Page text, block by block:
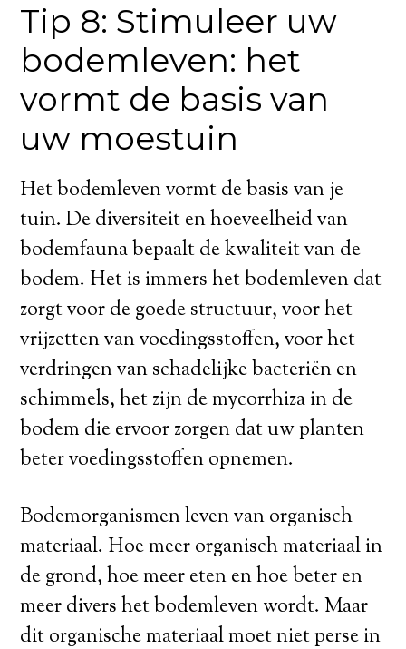
Tip 8: Stimuleer uw
bodemleven: het
vormt de basis van
uw moestuin
Het bodemleven vormt de basis van je
tuin. De diversiteit en hoeveelheid van
bodemfauna bepaalt de kwaliteit van de
bodem. Het is immers het bodemleven dat
zorgt voor de goede structuur, voor het
vrijzetten van voedingsstoffen, voor het
verdringen van schadelijke bacteriën en
schimmels, het zijn de mycorrhiza in de
bodem die ervoor zorgen dat uw planten
beter voedingsstoffen opnemen.
Bodemorganismen leven van organisch
materiaal. Hoe meer organisch materiaal in
de grond, hoe meer eten en hoe beter en
meer divers het bodemleven wordt. Maar
dit organische materiaal moet niet perse in